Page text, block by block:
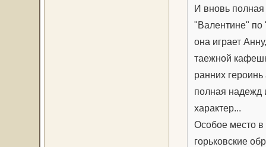
И вновь
"Валентине" по
она играет
таежной
ранних
полная надежд
характер...
Особое место
горьковские